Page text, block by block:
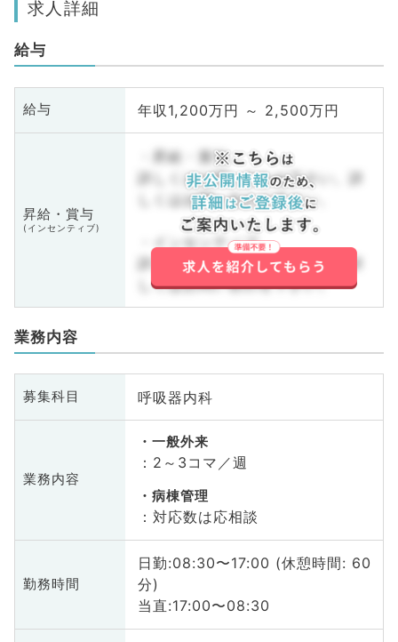
求人詳細
給与
給与 年収1,200万円 ～ 2,500万円
昇給・賞与
(インセンティブ)
・昇給・賞与
詳しくはお問い合わせ下さい。詳
しくはお問い合わせ下さい。
・インセンティブ
詳しくはお問い合わせ下さい。詳
しくはお問い合わせ下さい。
業務内容
募集科目 呼吸器内科
業務内容
一般外来
：2～3コマ／週
病棟管理
：対応数は応相談
勤務時間
日勤:08:30〜17:00 (休憩時間: 60
分)
当直:17:00〜08:30